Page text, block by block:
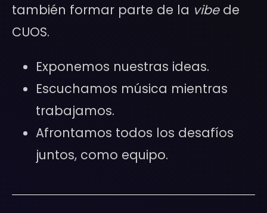
también formar parte de la vibede
CUOS.
Exponemos nuestras ideas.
Escuchamos música mientras
trabajamos.
Afrontamos todos los desafíos
juntos, como equipo.